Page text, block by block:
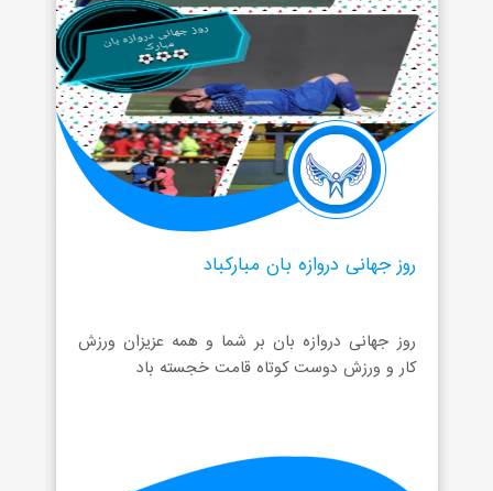
روز جهانی دروازه بان مبارکباد
روز جهانی دروازه بان بر شما و همه عزیزان ورزش
کار و ورزش دوست کوتاه قامت خجسته باد